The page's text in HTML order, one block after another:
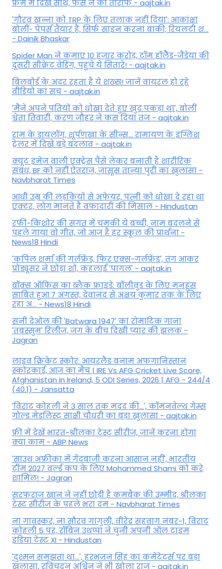
फ्रेम में दिखे साथ, फैंस ने की तारीफ - aajtak.in
'गौरव खन्ना को TRP के लिए तलाक नहीं दिया': आकांक्षा
बोलीं- पेपर्स तैयार हैं, सिर्फ साइन करना बाकी; रियलटी श...
- Dainik Bhaskar
Spider Man ने कमाए 10 हजार करोड़, टॉम हॉलैेंड-जैंडेया की
दूसरी सीक्रेट वेडिंग, पहुंचे ये सितारे! - aajtak.in
बिलबोर्ड के अंदर रहता है ये शख्स! जानें वायरल हो रहे
वीडियो का सच - aajtak.in
'मैंने अपने पतियों को धोखा देते हुए खुद पकड़ा था', बोलीं
श्वेता तिवारी, करण जौहर ने कस दिया तंज - aajtak.in
राम के डायलॉग, शूर्पणखा के सीन्स... रामायण के इंग्लिश
ट्रेलर में दिखे बड़े बदलाव - aajtak.in
क्यूट इमेज वाली एक्ट्रेस पैसे लेकर बनाती है शारीरिक
संबंध, BF को नहीं ऐतराज, जासूस तान्‍या पुरी का खुलासा -
Navbharat Times
आधी उम्र की लड़कियों से अफेयर, पत्नी को धोखा दे रहा था
एक्टर, लोग मानते हैं वफादारी की मिसाल - Hindustan
रफी-किशोर की संगत में चमकी ये बच्ची, नाम बदलने से
पहले गाया वो गीत, जो आज है हर स्कूल की प्रार्थना -
News18 Hindi
'कपिल शर्मा की गर्लफ्रेंड, फिर एक्स-गर्लफ्रेंड', तंग आकर
प्रोड्यूसर ने छोड़ा शो, कहलाई 'पागल' - aajtak.in
बॉक्स ऑफिस का ब्लैक फ्राइडे: बॉलीवुड के लिए मनहूस
साबित हुआ 7 अगस्त, देवानंद से अक्षय कुमार तक के लिए
रहा अ... - News18 Hindi
सनी देओल की 'Batwara 1947' का रोमांटिक गाना
'तबस्सुम' रिलीज, जंग के बीच दिखी प्यार की झलक -
Jagran
लाइव क्रिकेट स्कोर: आयरलैंड बनाम अफगानिस्तान
स्कोरकार्ड, आज का मैच | IRE Vs AFG Cricket Live Score,
Afghanistan in Ireland, 5 ODI Series, 2026 | AFG - 244/4
(40.1) - Jansatta
'विराट कोहली ने 3 साल तक मदद की...', कॉमनवेल्थ गेम्स
गोल्ड मेडलिस्ट साक्षी चौधरी का बड़ा खुलासा - aajtak.in
फ्री में देखें भारत-श्रीलंका टेस्ट सीरीज, जानें करना होगा
क्या काम - ABP News
'साउथ अफ्रीका में गेंदबाजी करना आसान नहीं', भारतीय
टीम 2027 वर्ल्‍ड कप के लिए Mohammed Shami को करे
शामिल! - Jagran
सरफराज खान ने नहीं छोड़ी है कमबैक की उम्मीद, श्रीलंका
टेस्ट सीरीज के पहले भरा दम - Navbharat Times
ना गावस्कर, ना सौरव गांगुली, वीरेंद्र सहवाग नंबर-1, विराट
कोहली 5 पर, रॉबिन उथप्पा ने चुनी अपनी ऑल टाइम
इंडिया टेस्ट XI - Hindustan
'दुश्मन समझता था...', हरभजन सिंह का कमेंटेटर्स पर बड़ा
खुलासा, रव‍िचंद्रन अश्विन ने भी खोला राज - aajtak.in